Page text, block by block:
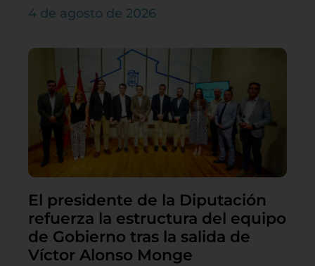
4 de agosto de 2026
El presidente de la Diputación
refuerza la estructura del equipo
de Gobierno tras la salida de
Víctor Alonso Monge